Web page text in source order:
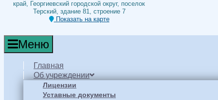
край, Георгиевский городской округ, поселок
Терский, здание 81, строение 7
Показать на карте
Меню
Главная
Об учреждении
Лицензии
Уставные документы